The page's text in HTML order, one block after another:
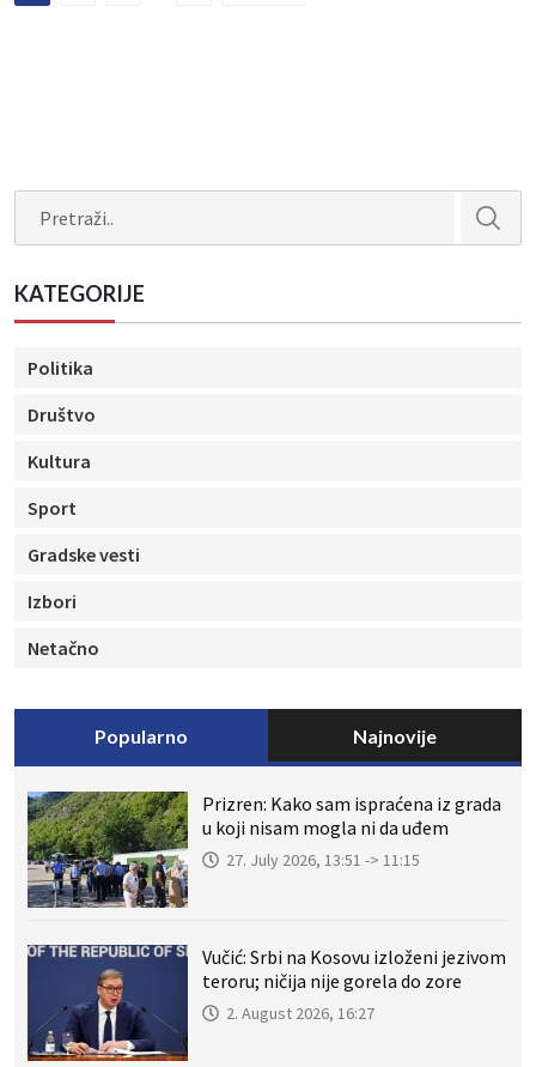
KATEGORIJE
Politika
Društvo
Kultura
Sport
Gradske vesti
Izbori
Netačno
Popularno Najnovije
Prizren: Kako sam ispraćena iz grada
u koji nisam mogla ni da uđem
27. July 2026, 13:51 -> 11:15
Vučić: Srbi na Kosovu izloženi jezivom
teroru; ničija nije gorela do zore
2. August 2026, 16:27